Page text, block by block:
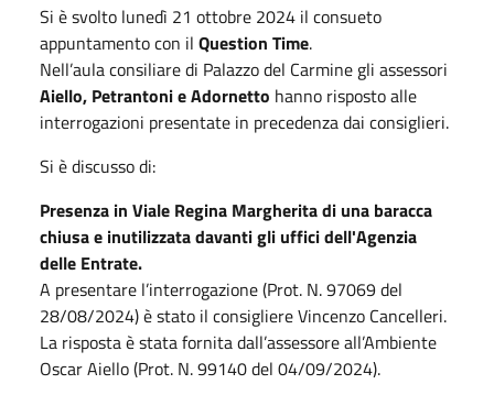
Si è svolto lunedì 21 ottobre 2024 il consueto
appuntamento con il Question Time.
Nell’aula consiliare di Palazzo del Carmine gli assessori
Aiello, Petrantoni e Adornetto hanno risposto alle
interrogazioni presentate in precedenza dai consiglieri.
Si è discusso di:
Presenza in Viale Regina Margherita di una baracca
chiusa e inutilizzata davanti gli uffici dell'Agenzia
delle Entrate.
A presentare l’interrogazione (Prot. N. 97069 del
28/08/2024) è stato il consigliere Vincenzo Cancelleri.
La risposta è stata fornita dall’assessore all’Ambiente
Oscar Aiello (Prot. N. 99140 del 04/09/2024).